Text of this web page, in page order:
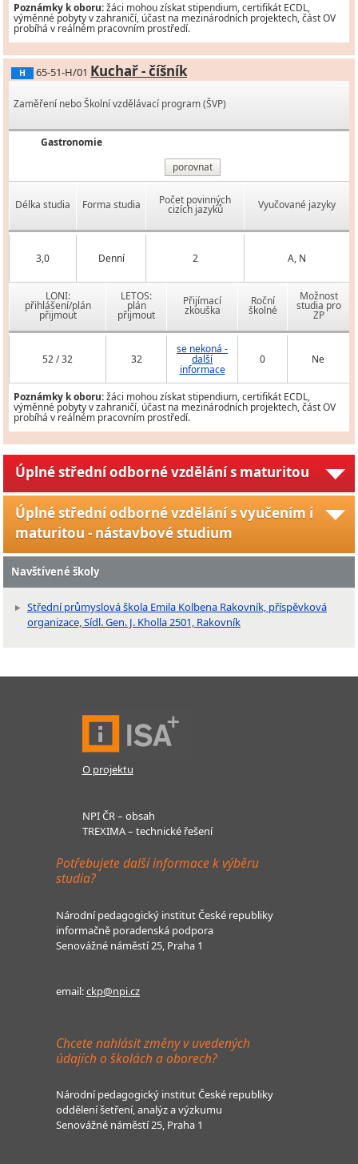
Poznámky k oboru:žáci mohou získat stipendium, certifikát ECDL,
výměnné pobyty v zahraničí, účast na mezinárodních projektech, část OV
probíhá v reálném pracovním prostředí.
H 65-51-H/01 Kuchař - číšník
Zaměření nebo Školní vzdělávací program (ŠVP)
Gastronomie
porovnat
Délka studia Forma studia Počet povinných
cizích jazyků Vyučované jazyky
3,0 Denní 2 A, N
LONI:
přihlášení/plán
přijmout
LETOS:
plán
přijmout
Přijímací
zkouška
Roční
školné
Možnost
studia pro
ZP
52 / 32 32
se nekoná -
další
informace
0 Ne
Poznámky k oboru:žáci mohou získat stipendium, certifikát ECDL,
výměnné pobyty v zahraničí, účast na mezinárodních projektech, část OV
probíhá v reálném pracovním prostředí.
Úplné střední odborné vzdělání s maturitou
Úplné střední odborné vzdělání s vyučením i
maturitou - nástavbové studium
Navštívené školy
Střední průmyslová škola Emila Kolbena Rakovník, příspěvková
organizace, Sídl. Gen. J. Kholla 2501, Rakovník
O projektu
NPI ČR – obsah
TREXIMA – technické řešení
Potřebujete další informace k výběru
studia?
Národní pedagogický institut České republiky
informačně poradenská podpora
Senovážné náměstí 25, Praha 1
email:ckp@npi.cz
Chcete nahlásit změny v uvedených
údajích o školách a oborech?
Národní pedagogický institut České republiky
oddělení šetření, analýz a výzkumu
Senovážné náměstí 25, Praha 1